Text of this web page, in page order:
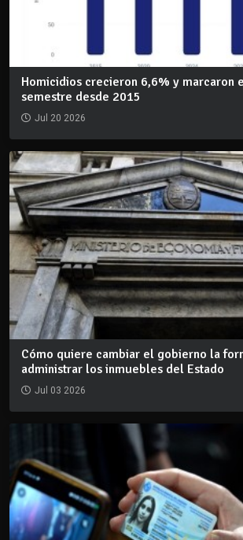
Homicidios crecieron 6,6% y marcaron
semestre desde 2015
Jul 20 2026
Cómo quiere cambiar el gobierno la
administrar los inmuebles del Estado
Jul 03 2026